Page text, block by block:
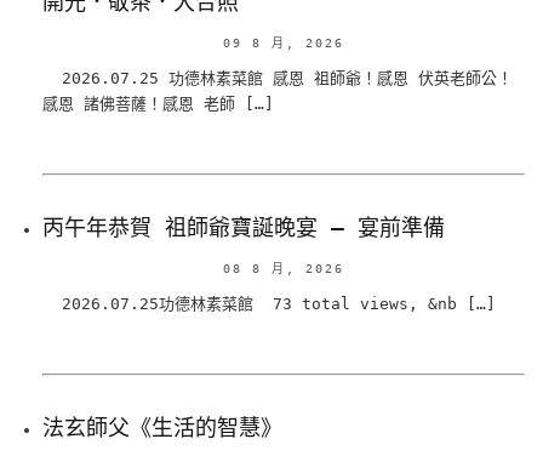
09 8 月, 2026
2026.07.25 功德林素菜館 感恩 祖師爺！感恩 伏英老師公！
感恩 諸佛菩薩！感恩 老師 […]
丙午年恭賀 祖師爺寶誕晚宴 – 宴前準備
08 8 月, 2026
2026.07.25功德林素菜館 73 total views, &nb […]
法玄師父《生活的智慧》